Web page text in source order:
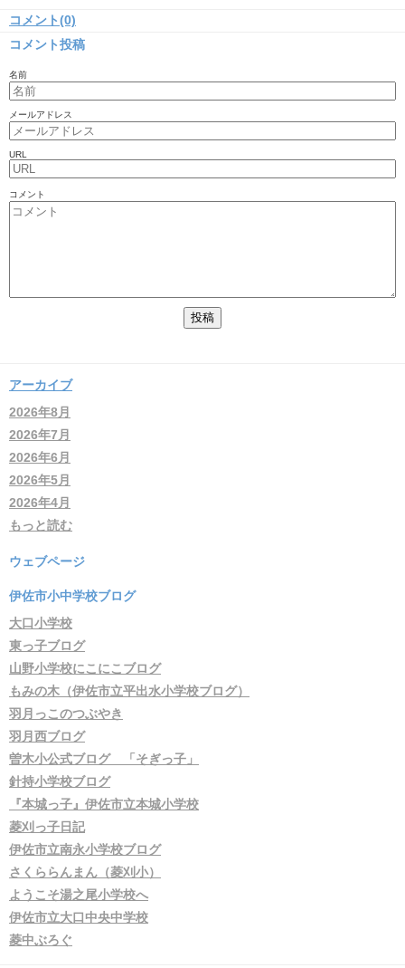
コメント(0)
コメント投稿
名前
メールアドレス
URL
コメント
アーカイブ
2026年8月
2026年7月
2026年6月
2026年5月
2026年4月
もっと読む
ウェブページ
伊佐市小中学校ブログ
大口小学校
東っ子ブログ
山野小学校にこにこブログ
もみの木（伊佐市立平出水小学校ブログ）
羽月っこのつぶやき
羽月西ブログ
曽木小公式ブログ 「そぎっ子」
針持小学校ブログ
『本城っ子』伊佐市立本城小学校
菱刈っ子日記
伊佐市立南永小学校ブログ
さくららんまん（菱刈小）
ようこそ湯之尾小学校へ
伊佐市立大口中央中学校
菱中ぶろぐ